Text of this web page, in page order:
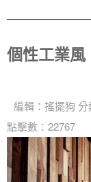
個性工業
編輯： 搖擺狗 分
點擊數：22767